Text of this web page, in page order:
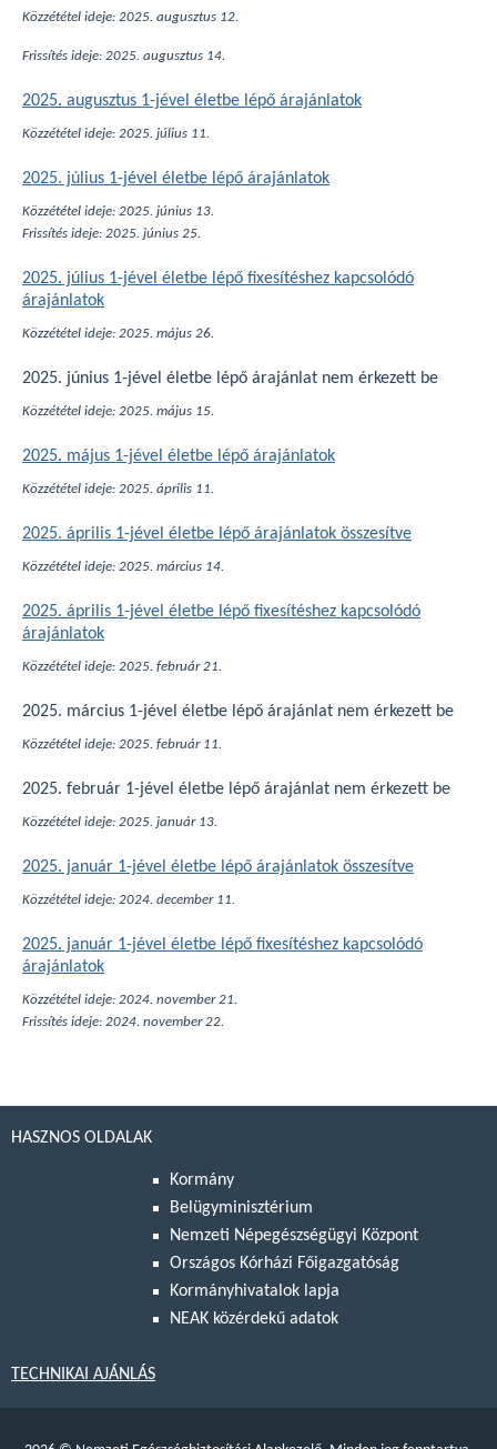
Közzététel ideje: 2025. augusztus 12.
Frissítés ideje: 2025. augusztus 14.
2025. augusztus 1-jével életbe lépő árajánlatok
Közzététel ideje: 2025. július 11.
2025. július 1-jével életbe lépő árajánlatok
Közzététel ideje: 2025. június 13.
Frissítés ideje: 2025. június 25.
2025. július 1-jével életbe lépő fixesítéshez kapcsolódó
árajánlatok
Közzététel ideje: 2025. május 26.
2025. június 1-jével életbe lépő árajánlat nem érkezett be
Közzététel ideje: 2025. május 15.
2025. május 1-jével életbe lépő árajánlatok
Közzététel ideje: 2025. április 11.
2025. április 1-jével életbe lépő árajánlatok összesítve
Közzététel ideje: 2025. március 14.
2025. április 1-jével életbe lépő fixesítéshez kapcsolódó
árajánlatok
Közzététel ideje: 2025. február 21.
2025. március 1-jével életbe lépő árajánlat nem érkezett be
Közzététel ideje: 2025. február 11.
2025. február 1-jével életbe lépő árajánlat nem érkezett be
Közzététel ideje: 2025. január 13.
2025. január 1-jével életbe lépő árajánlatok összesítve
Közzététel ideje: 2024. december 11.
2025. január 1-jével életbe lépő fixesítéshez kapcsolódó
árajánlatok
Közzététel ideje: 2024. november 21.
Frissítés ideje: 2024. november 22.
HASZNOS OLDALAK
Kormány
Belügyminisztérium
Nemzeti Népegészségügyi Központ
Országos Kórházi Főigazgatóság
Kormányhivatalok lapja
NEAK közérdekű adatok
TECHNIKAI AJÁNLÁS